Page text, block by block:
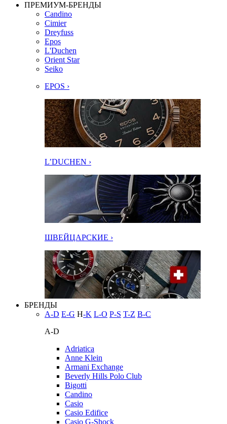
ПРЕМИУМ-БРЕНДЫ
Candino
Cimier
Dreyfuss
Epos
L'Duchen
Orient Star
Seiko
EPOS ›
L’DUCHEN ›
ШВЕЙЦАРСКИЕ ›
БРЕНДЫ
A-D E-G H-K L-O P-S T-Z В-С
A-D
Adriatica
Anne Klein
Armani Exchange
Beverly Hills Polo Club
Bigotti
Candino
Casio
Casio Edifice
Casio G-Shock